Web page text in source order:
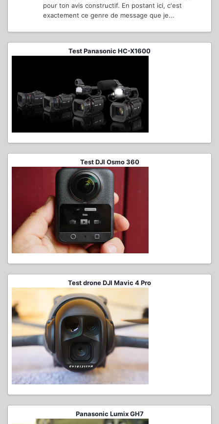
pour ton avis constructif. En postant ici, c'est
exactement ce genre de message que je...
Test Panasonic HC-X1600
Test DJI Osmo 360
Test drone DJI Mavic 4 Pro
Panasonic Lumix GH7